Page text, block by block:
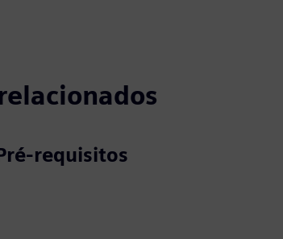
requisitos